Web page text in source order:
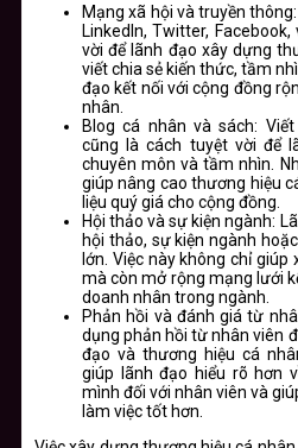
Mạng xã hội và truyền thông
LinkedIn, Twitter,
vời để lãnh đạo xây dựng
viết chia sẻ kiến thức, tầm
đạo kết nối với cộng đồng
nhân.
Blog cá nhân và sách:
cũng là cách tuyệt vời để
chuyên môn và tầm nhìn.
giúp nâng cao thương hiệu
liệu quý giá cho cộng đồng.
Hội thảo và sự kiện ngành:
hội thảo, sự kiện ngành
lớn. Việc này không chỉ
mà còn mở rộng mạng lưới
doanh nhân trong ngành.
Phản hồi và đánh giá từ
dụng phản hồi từ nhân viên
đạo và thương hiệu cá
giúp lãnh đạo hiểu rõ hơn
mình đối với nhân viên và
làm việc tốt hơn.